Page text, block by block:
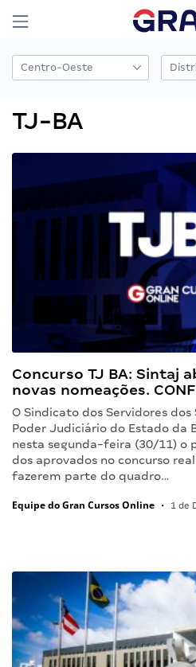
TJ-BA
Concurso TJ BA: Sintaj
novas nomeações.
O Sindicato dos Servidores dos
Poder Judiciário do Estado da
nesta segunda-feira (30/11) o
dos aprovados no concurso
fazerem parte do quadro…
Equipe do Gran Cursos Online • 1 de